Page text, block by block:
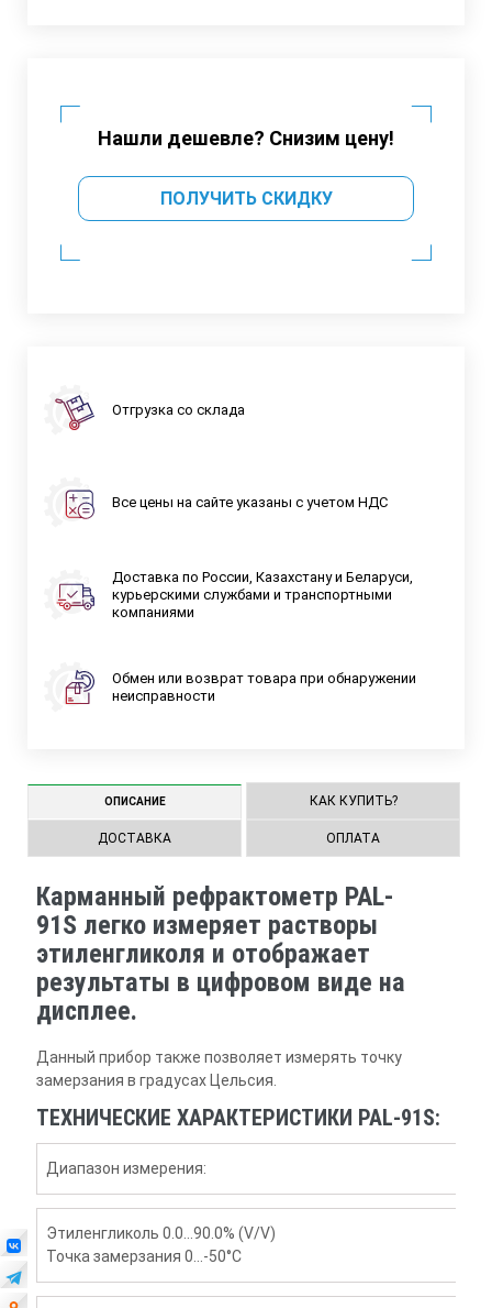
Нашли дешевле? Снизим цену!
ПОЛУЧИТЬ СКИДКУ
Отгрузка со склада
Все цены на сайте указаны с учетом НДС
Доставка по России, Казахстану и Беларуси,
курьерскими службами и транспортными
компаниями
Обмен или возврат товара при обнаружении
неисправности
ОПИСАНИЕ КАК КУПИТЬ?
ДОСТАВКА ОПЛАТА
Карманный рефрактометр PAL-
91S легко измеряет растворы
этиленгликоля и отображает
результаты в цифровом виде на
дисплее.
Данный прибор также позволяет измерять точку
замерзания в градусах Цельсия.
ТЕХНИЧЕСКИЕ ХАРАКТЕРИСТИКИ PAL-91S:
Диапазон измерения:
Этиленгликоль 0.0…90.0% (V/V)
Точка замерзания 0…-50°C